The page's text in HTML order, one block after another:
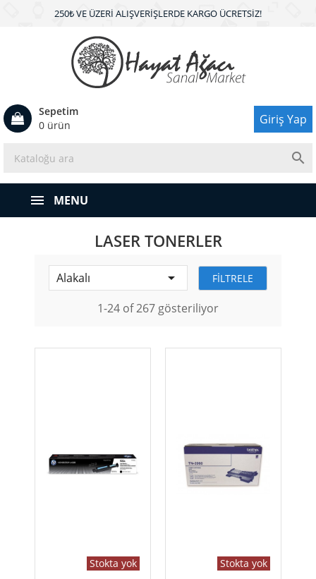
250₺ VE ÜZERI ALIŞVERIŞLERDE KARGO ÜCRETSIZ!
Sepetim
0 ürün
Giriş Yap

MENU
LASER TONERLER
Alakalı  FILTRELE
1-24 of 267 gösteriliyor
Stokta yok
Stokta yok